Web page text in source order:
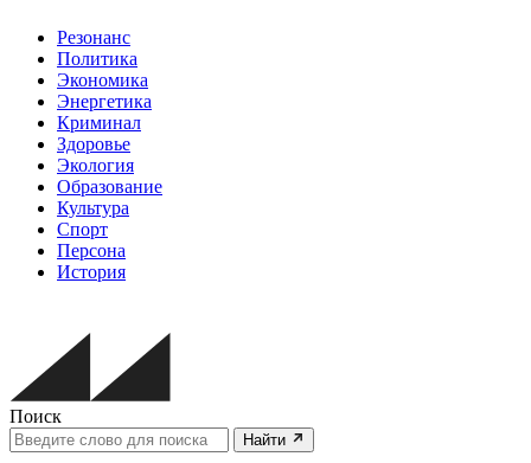
Резонанс
Политика
Экономика
Энергетика
Криминал
Здоровье
Экология
Образование
Культура
Спорт
Персона
История
Поиск
Найти